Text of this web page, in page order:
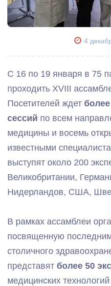
4
С 16 по 19 января в 75
проходить XVIII
Посетителей ждет
сессий по всем
медицины и восемь
известными
выступят около 200
Великобритании,
Нидерландов, США,
В рамках ассамблеи
посвященную
столичного
представят более 50
медицинских